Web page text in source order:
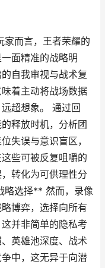
而言，王者荣耀的
面精准的战略明
自我审视与战术复
着主动将战场数据
超想象。 通过回
释放时机，分析团
失误与意识盲区，
些可被反复咀嚼的
转化为可供理性分
略选择** 然而，录像
博弈，选择向所有
并非简单的隐私考
英雄池深度、战术
中，这无异于向潜